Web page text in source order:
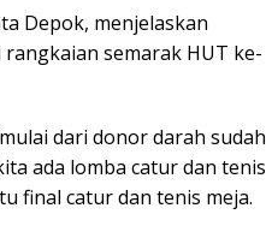
Depok, menjelaskan
semarak HUT ke-
dari donor darah sudah
ada lomba catur dan tenis
final catur dan tenis meja.